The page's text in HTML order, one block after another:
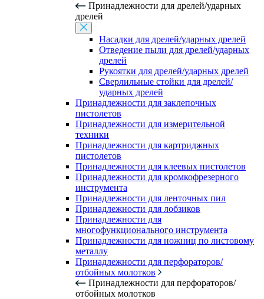
Принадлежности для дрелей/ударных
дрелей
Насадки для дрелей/ударных дрелей
Отведение пыли для дрелей/ударных
дрелей
Рукоятки для дрелей/ударных дрелей
Сверлильные стойки для дрелей/
ударных дрелей
Принадлежности для заклепочных
пистолетов
Принадлежности для измерительной
техники
Принадлежности для картриджных
пистолетов
Принадлежности для клеевых пистолетов
Принадлежности для кромкофрезерного
инструмента
Принадлежности для ленточных пил
Принадлежности для лобзиков
Принадлежности для
многофункционального инструмента
Принадлежности для ножниц по листовому
металлу
Принадлежности для перфораторов/
отбойных молотков
Принадлежности для перфораторов/
отбойных молотков